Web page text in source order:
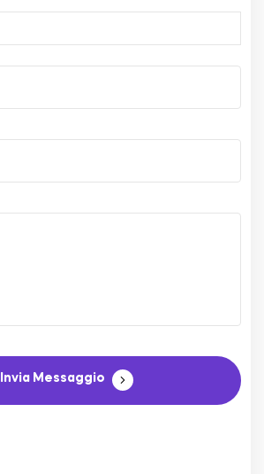
Invia Messaggio